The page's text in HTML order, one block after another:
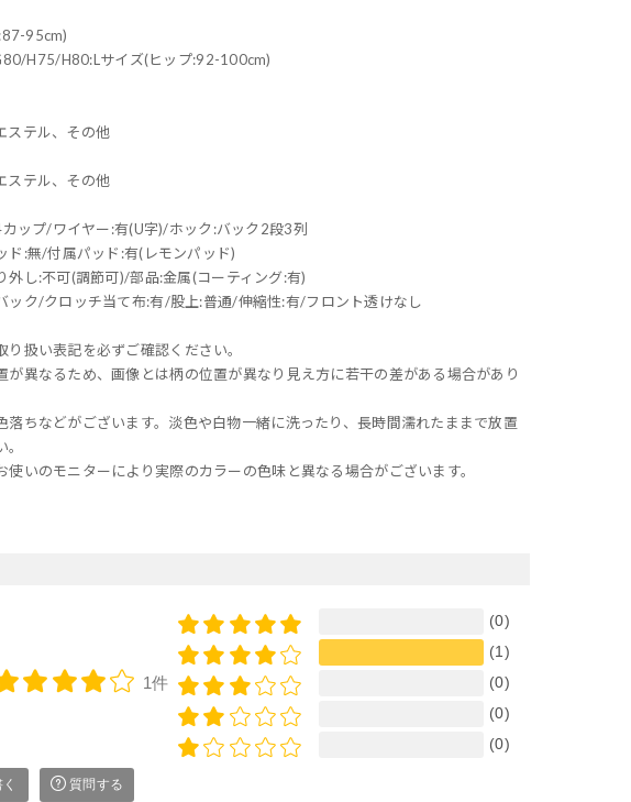
95cm)
H75/H80:Lサイズ(ヒップ:92-100cm)
ステル、その他
ステル、その他
ップ/ワイヤー:有(U字)/ホック:バック2段3列
ド:無/付属パッド:有(レモンパッド)
外し:不可(調節可)/部品:金属(コーティング:有)
ック/クロッチ当て布:有/股上:普通/伸縮性:有/フロント透けなし
扱い表記を必ずご確認ください。
異なるため、画像とは柄の位置が異なり見え方に若干の差がある場合があり
ちなどがございます。淡色や白物一緒に洗ったり、長時間濡れたままで放置
いのモニターにより実際のカラーの色味と異なる場合がございます。
1件
(0)
(1)
(0)
(0)
(0)
質問する